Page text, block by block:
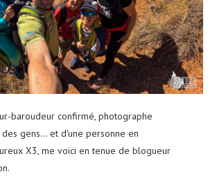
baroudeur confirmé, photographe
gens... et d'une personne en
X3, me voici en tenue de blogueur